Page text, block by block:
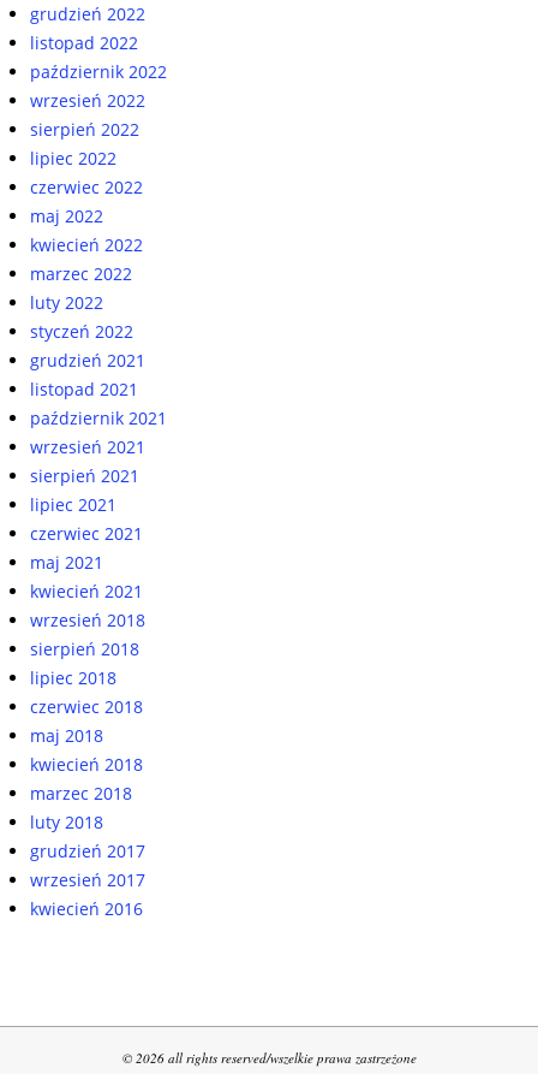
grudzień 2022
listopad 2022
październik 2022
wrzesień 2022
sierpień 2022
lipiec 2022
czerwiec 2022
maj 2022
kwiecień 2022
marzec 2022
luty 2022
styczeń 2022
grudzień 2021
listopad 2021
październik 2021
wrzesień 2021
sierpień 2021
lipiec 2021
czerwiec 2021
maj 2021
kwiecień 2021
wrzesień 2018
sierpień 2018
lipiec 2018
czerwiec 2018
maj 2018
kwiecień 2018
marzec 2018
luty 2018
grudzień 2017
wrzesień 2017
kwiecień 2016
© 2026 all rights reserved/wszelkie prawa zastrzeżone